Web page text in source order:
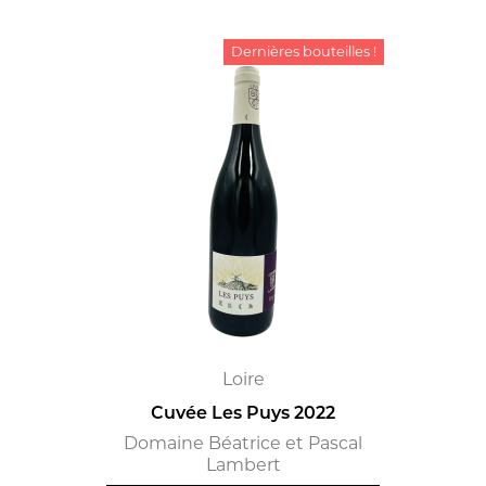
Loire
Cuvée Les Puys 2022
Domaine Béatrice et Pascal
Lambert
Dernières bouteilles !